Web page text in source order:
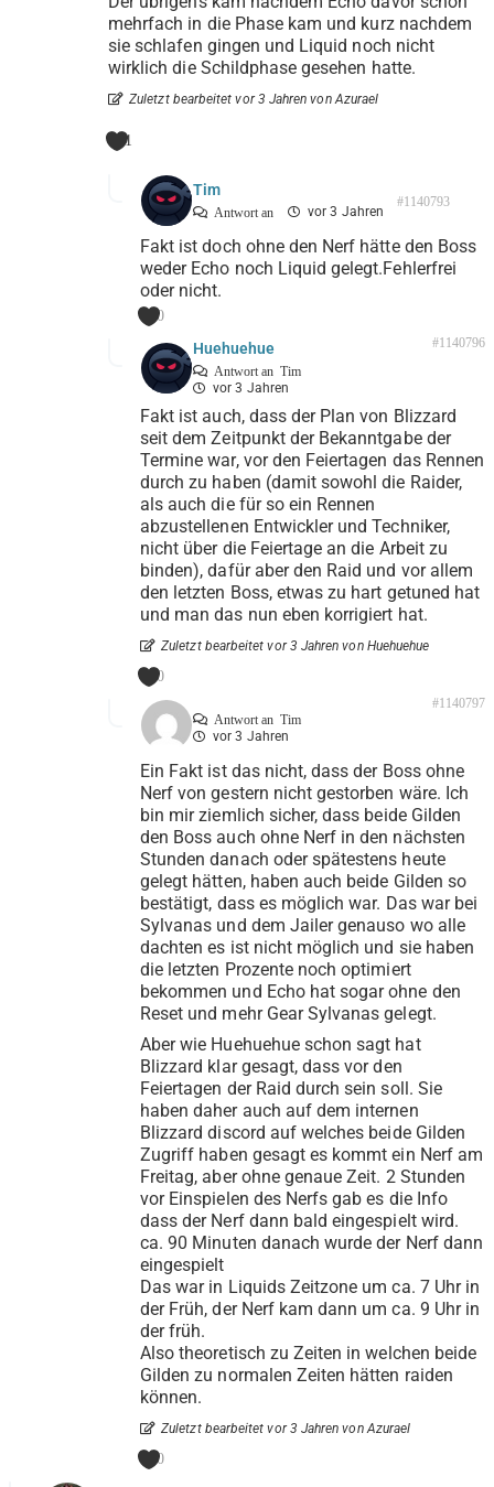
mehrfach in die Phase kam und kurz nachdem
sie schlafen gingen und Liquid noch nicht
wirklich die Schildphase gesehen hatte.
Zuletzt bearbeitet vor 3 Jahren von Azurael
1
Tim
Antwort an vor 3 Jahren
#1140793
Fakt ist doch ohne den Nerf hätte den Boss
weder Echo noch Liquid gelegt.Fehlerfrei
oder nicht.
0
Huehuehue
Antwort an Tim
vor 3 Jahren
#1140796
Fakt ist auch, dass der Plan von Blizzard
seit dem Zeitpunkt der Bekanntgabe der
Termine war, vor den Feiertagen das Rennen
durch zu haben (damit sowohl die Raider,
als auch die für so ein Rennen
abzustellenen Entwickler und Techniker,
nicht über die Feiertage an die Arbeit zu
binden), dafür aber den Raid und vor allem
den letzten Boss, etwas zu hart getuned hat
und man das nun eben korrigiert hat.
Zuletzt bearbeitet vor 3 Jahren von Huehuehue
0
Antwort an Tim
vor 3 Jahren
#1140797
Ein Fakt ist das nicht, dass der Boss ohne
Nerf von gestern nicht gestorben wäre. Ich
bin mir ziemlich sicher, dass beide Gilden
den Boss auch ohne Nerf in den nächsten
Stunden danach oder spätestens heute
gelegt hätten, haben auch beide Gilden so
bestätigt, dass es möglich war. Das war bei
Sylvanas und dem Jailer genauso wo alle
dachten es ist nicht möglich und sie haben
die letzten Prozente noch optimiert
bekommen und Echo hat sogar ohne den
Reset und mehr Gear Sylvanas gelegt.
Aber wie Huehuehue schon sagt hat
Blizzard klar gesagt, dass vor den
Feiertagen der Raid durch sein soll. Sie
haben daher auch auf dem internen
Blizzard discord auf welches beide Gilden
Zugriff haben gesagt es kommt ein Nerf am
Freitag, aber ohne genaue Zeit. 2 Stunden
vor Einspielen des Nerfs gab es die Info
dass der Nerf dann bald eingespielt wird.
ca. 90 Minuten danach wurde der Nerf dann
eingespielt
Das war in Liquids Zeitzone um ca. 7 Uhr in
der Früh, der Nerf kam dann um ca. 9 Uhr in
der früh.
Also theoretisch zu Zeiten in welchen beide
Gilden zu normalen Zeiten hätten raiden
können.
Zuletzt bearbeitet vor 3 Jahren von Azurael
0